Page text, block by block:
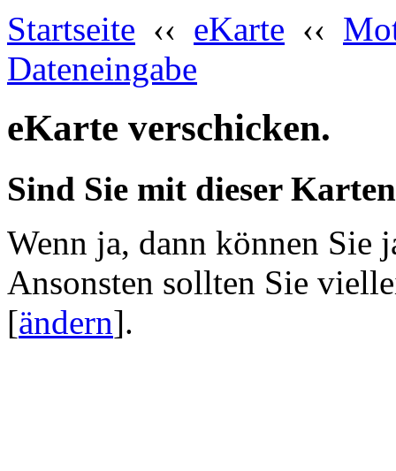
Startseite ‹‹ eKarte ‹‹
Dateneingabe
eKarte verschicken.
Sind Sie mit dieser
Wenn ja, dann können Sie
Ansonsten sollten Sie
[ändern].